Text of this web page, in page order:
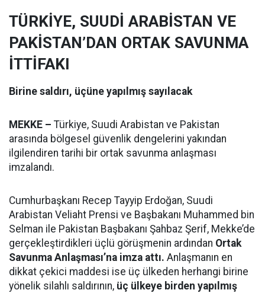
TÜRKİYE, SUUDİ ARABİSTAN VE
PAKİSTAN’DAN ORTAK SAVUNMA
İTTİFAKI
Birine saldırı, üçüne yapılmış sayılacak
MEKKE – Türkiye, Suudi Arabistan ve Pakistan
arasında bölgesel güvenlik dengelerini yakından
ilgilendiren tarihi bir ortak savunma anlaşması
imzalandı.
Cumhurbaşkanı Recep Tayyip Erdoğan, Suudi
Arabistan Veliaht Prensi ve Başbakanı Muhammed bin
Selman ile Pakistan Başbakanı Şahbaz Şerif, Mekke’de
gerçekleştirdikleri üçlü görüşmenin ardından Ortak
Savunma Anlaşması’na imza attı. Anlaşmanın en
dikkat çekici maddesi ise üç ülkeden herhangi birine
yönelik silahlı saldırının, üç ülkeye birden yapılmış